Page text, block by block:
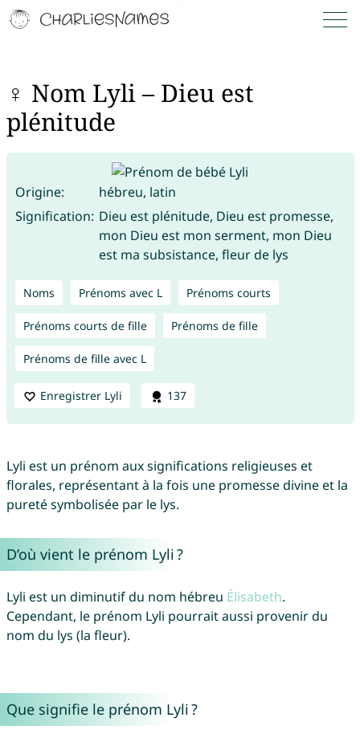
♀ Nom Lyli – Dieu est
plénitude
Origine:
hébreu, latin
Signification: Dieu est plénitude, Dieu est promesse,
mon Dieu est mon serment, mon Dieu
est ma subsistance, fleur de lys
Noms Prénoms avec L Prénoms courts
Prénoms courts de fille Prénoms de fille
Prénoms de fille avec L
Enregistrer Lyli 137
Lyli est un prénom aux significations religieuses et
florales, représentant à la fois une promesse divine et la
pureté symbolisée par le lys.
D’où vient le prénom Lyli ?
Lyli est un diminutif du nom hébreu Élisabeth.
Cependant, le prénom Lyli pourrait aussi provenir du
nom du lys (la fleur).
Que signifie le prénom Lyli ?